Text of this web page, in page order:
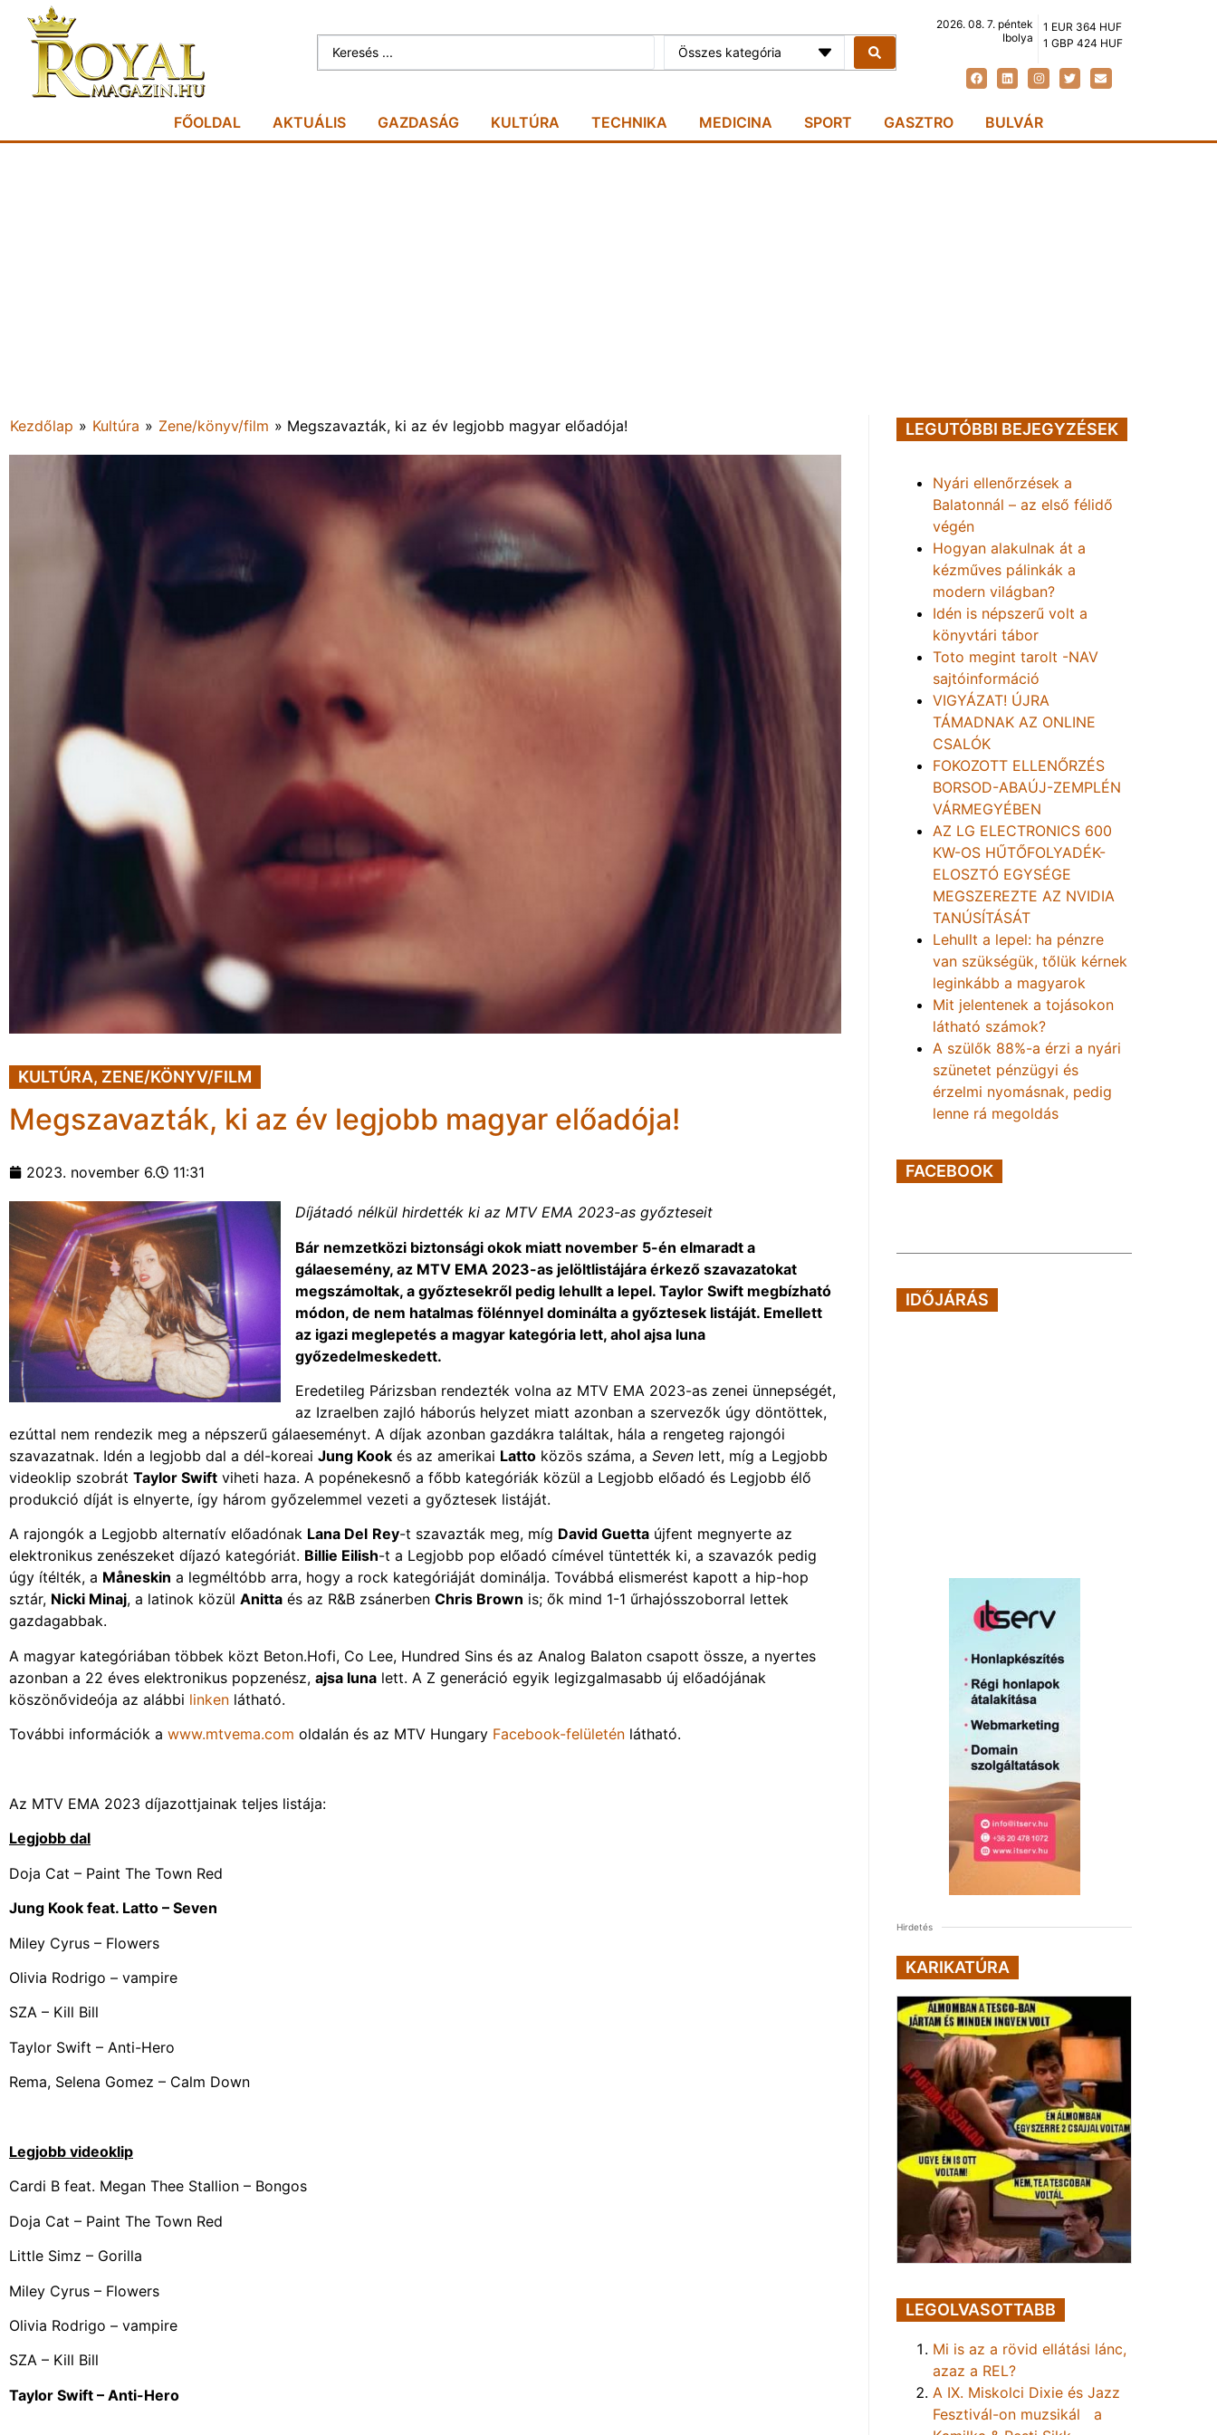
Összes kategória
2026. 08. 7. péntek
Ibolya
1 EUR 364 HUF
1 GBP 424 HUF
FŐOLDAL AKTUÁLIS GAZDASÁG KULTÚRA TECHNIKA MEDICINA SPORT GASZTRO BULVÁR
Kezdőlap » Kultúra » Zene/könyv/film » Megszavazták, ki az év legjobb magyar előadója!
KULTÚRA, ZENE/KÖNYV/FILM
Megszavazták, ki az év legjobb magyar előadója!
2023. november 6. 11:31
Díjátadó nélkül hirdették ki az MTV EMA 2023-as győzteseit
Bár nemzetközi biztonsági okok miatt november 5-én elmaradt a
gálaesemény, az MTV EMA 2023-as jelöltlistájára érkező szavazatokat
megszámoltak, a győztesekről pedig lehullt a lepel. Taylor Swift megbízható
módon, de nem hatalmas fölénnyel dominálta a győztesek listáját. Emellett
az igazi meglepetés a magyar kategória lett, ahol ajsa luna
győzedelmeskedett.
Eredetileg Párizsban rendezték volna az MTV EMA 2023-as zenei ünnepségét,
az Izraelben zajló háborús helyzet miatt azonban a szervezők úgy döntöttek,
ezúttal nem rendezik meg a népszerű gálaeseményt. A díjak azonban gazdákra találtak, hála a rengeteg rajongói
szavazatnak. Idén a legjobb dal a dél-koreai Jung Kook és az amerikai Latto közös száma, a Seven lett, míg a Legjobb
videoklip szobrát Taylor Swift viheti haza. A popénekesnő a főbb kategóriák közül a Legjobb előadó és Legjobb élő
produkció díját is elnyerte, így három győzelemmel vezeti a győztesek listáját.
A rajongók a Legjobb alternatív előadónak Lana Del Rey-t szavazták meg, míg David Guetta újfent megnyerte az
elektronikus zenészeket díjazó kategóriát. Billie Eilish-t a Legjobb pop előadó címével tüntették ki, a szavazók pedig
úgy ítélték, a Måneskin a legméltóbb arra, hogy a rock kategóriáját dominálja. Továbbá elismerést kapott a hip-hop
sztár, Nicki Minaj, a latinok közül Anitta és az R&B zsánerben Chris Brown is; ők mind 1-1 űrhajósszoborral lettek
gazdagabbak.
A magyar kategóriában többek közt Beton.Hofi, Co Lee, Hundred Sins és az Analog Balaton csapott össze, a nyertes
azonban a 22 éves elektronikus popzenész, ajsa luna lett. A Z generáció egyik legizgalmasabb új előadójának
köszönővideója az alábbi linken látható.
További információk a www.mtvema.com oldalán és az MTV Hungary Facebook-felületén látható.
Az MTV EMA 2023 díjazottjainak teljes listája:
Legjobb dal
Doja Cat – Paint The Town Red
Jung Kook feat. Latto – Seven
Miley Cyrus – Flowers
Olivia Rodrigo – vampire
SZA – Kill Bill
Taylor Swift – Anti-Hero
Rema, Selena Gomez – Calm Down
Legjobb videoklip
Cardi B feat. Megan Thee Stallion – Bongos
Doja Cat – Paint The Town Red
Little Simz – Gorilla
Miley Cyrus – Flowers
Olivia Rodrigo – vampire
SZA – Kill Bill
Taylor Swift – Anti-Hero
LEGUTÓBBI BEJEGYZÉSEK
Nyári ellenőrzések a
Balatonnál – az első félidő
végén
Hogyan alakulnak át a
kézműves pálinkák a
modern világban?
Idén is népszerű volt a
könyvtári tábor
Toto megint tarolt -NAV
sajtóinformáció
VIGYÁZAT! ÚJRA
TÁMADNAK AZ ONLINE
CSALÓK
FOKOZOTT ELLENŐRZÉS
BORSOD-ABAÚJ-ZEMPLÉN
VÁRMEGYÉBEN
AZ LG ELECTRONICS 600
KW-OS HŰTŐFOLYADÉK-
ELOSZTÓ EGYSÉGE
MEGSZEREZTE AZ NVIDIA
TANÚSÍTÁSÁT
Lehullt a lepel: ha pénzre
van szükségük, tőlük kérnek
leginkább a magyarok
Mit jelentenek a tojásokon
látható számok?
A szülők 88%-a érzi a nyári
szünetet pénzügyi és
érzelmi nyomásnak, pedig
lenne rá megoldás
FACEBOOK
IDŐJÁRÁS
Hirdetés
KARIKATÚRA
LEGOLVASOTTABB
Mi is az a rövid ellátási lánc,
azaz a REL?
A IX. Miskolci Dixie és Jazz
Fesztivál-on muzsikál a